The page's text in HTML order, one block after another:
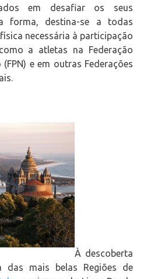
em desafiar os seus
forma, destina-se a todas
necessária à participação
a atletas na Federação
e em outras Federações
À descoberta
das mais belas Regiões de